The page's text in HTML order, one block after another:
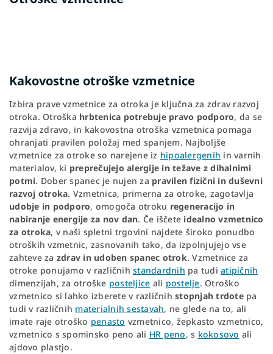
Kakovostne otroške vzmetnice
Izbira prave vzmetnice za otroka je ključna za zdrav razvoj
otroka. Otroška hrbtenica potrebuje pravo podporo, da se
razvija zdravo, in kakovostna otroška vzmetnica pomaga
ohranjati pravilen položaj med spanjem. Najboljše
vzmetnice za otroke so narejene iz hipoalergenih in varnih
materialov, ki preprečujejo alergije in težave z dihalnimi
potmi. Dober spanec je nujen za pravilen fizični in duševni
razvoj otroka. Vzmetnica, primerna za otroke, zagotavlja
udobje in podporo, omogoča otroku regeneracijo in
nabiranje energije za nov dan. Če iščete idealno vzmetnico
za otroka, v naši spletni trgovini najdete široko ponudbo
otroških vzmetnic, zasnovanih tako, da izpolnjujejo vse
zahteve za zdrav in udoben spanec otrok. Vzmetnice za
otroke ponujamo v različnih standardnih pa tudi atipičnih
dimenzijah, za otroške posteljice ali postelje. Otroško
vzmetnico si lahko izberete v različnih stopnjah trdotepa
tudi v različnih materialnih sestavah, ne glede na to, ali
imate raje otroško penasto vzmetnico, žepkasto vzmetnico,
vzmetnico s spominsko peno ali HR peno, s kokosovo ali
ajdovo plastjo.